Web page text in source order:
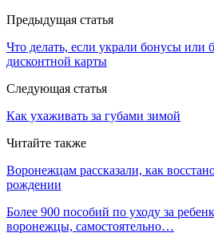
Предыдущая статья
Что делать, если украли бонусы или
дисконтной карты
Следующая статья
Как ухаживать за губами зимой
Читайте также
Воронежцам рассказали, как
рождении
Более 900 пособий по уходу за
воронежцы, самостоятельно…